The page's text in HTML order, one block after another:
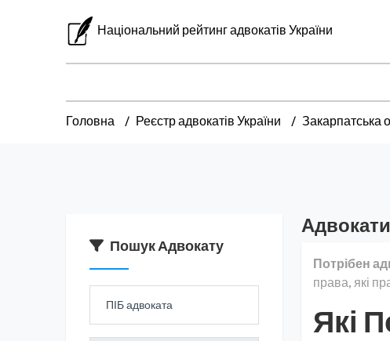
Національний рейтинг адвокатів України
Головна Реєстр адвокатів України Закарпатська
Пошук Адвокату
Потрібен
права, які
Які